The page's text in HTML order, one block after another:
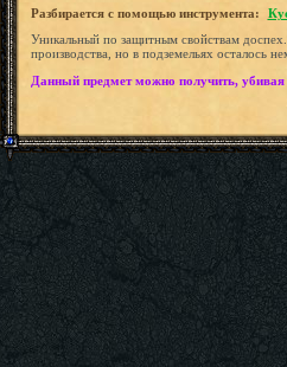
Разбирается с помощью инструмента:
Уникальный по защитным свойствам
производства, но в подземельях осталось
Данный предмет можно получить,